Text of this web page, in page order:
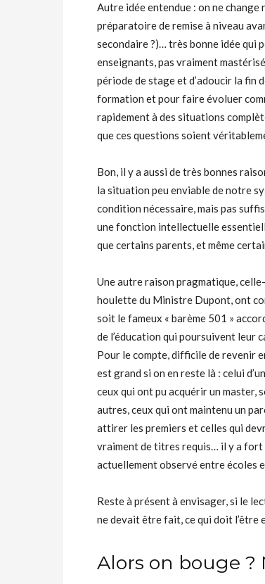
Autre idée entendue : on ne
préparatoire de remise à niveau
secondaire ?)… très bonne idée qui
enseignants, pas vraiment
période de stage et d’adoucir la fin
formation et pour faire évoluer
rapidement à des situations
que ces questions soient
Bon, il y a aussi de très bonnes
la situation peu enviable de notre
condition nécessaire, mais pas
une fonction intellectuelle
que certains parents, et même
Une autre raison pragmatique,
houlette du Ministre Dupont, ont
soit le fameux « barème 501 »
de l’éducation qui poursuivent leur
Pour le compte, difficile de revenir
est grand si on en reste là : celui
ceux qui ont pu acquérir un master,
autres, ceux qui ont maintenu un
attirer les premiers et celles qui
vraiment de titres requis… il y a
actuellement observé entre écoles
Reste à présent à envisager, si le
ne devait être fait, ce qui doit l’être
Alors on bouge ?